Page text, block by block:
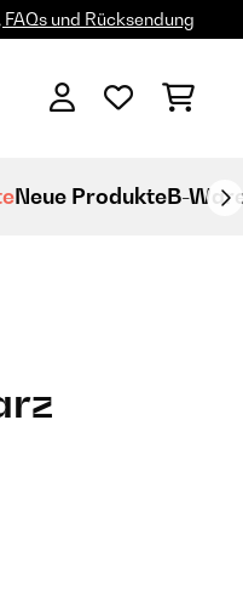
FAQs und Rücksendung
Neue ProdukteB-